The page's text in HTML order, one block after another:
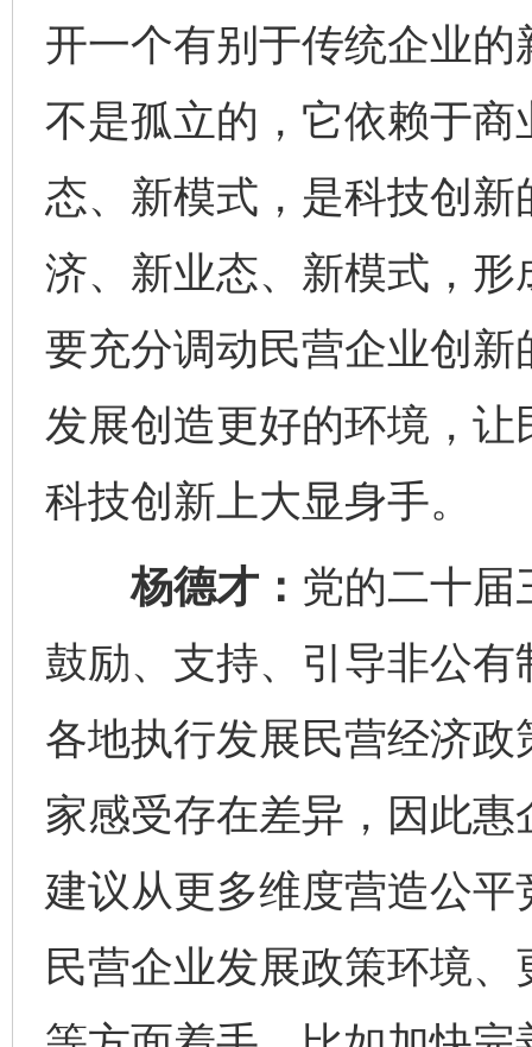
开一个有别于传统企业
不是孤立的，它依赖于
态、新模式，是科技创
济、新业态、新模式，
要充分调动民营企业创
发展创造更好的环境，
科技创新上大显身手。
杨德才： 党的二十届
鼓励、支持、引导非公
各地执行发展民营经济
家感受存在差异，因此
建议从更多维度营造公
民营企业发展政策环境